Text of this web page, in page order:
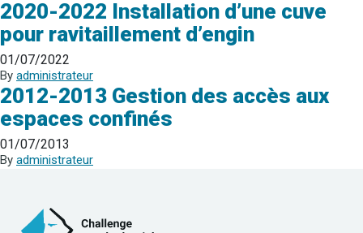
2020-2022 Installation d’une cuve
pour ravitaillement d’engin
01/07/2022
By administrateur
2012-2013 Gestion des accès aux
espaces confinés
01/07/2013
By administrateur